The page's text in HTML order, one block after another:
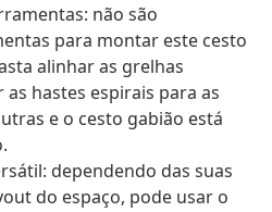
não são
para montar este cesto
alinhar as grelhas
hastes espirais para as
e o cesto gabião está
dependendo das suas
do espaço, pode usar o